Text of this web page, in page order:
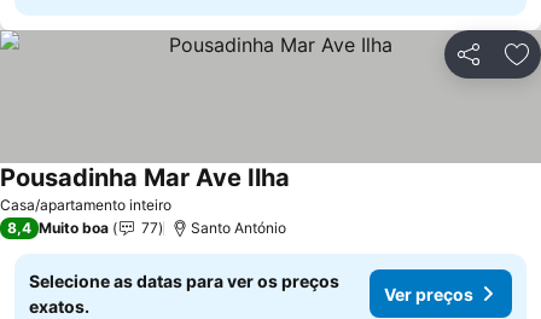
Partilhar
Casa/apartamento inteiro
Pousadinha Mar Ave Ilha
8,4 Muito boa 77 Santo António
Selecione as datas para ver os preços
exatos.
Ver preços